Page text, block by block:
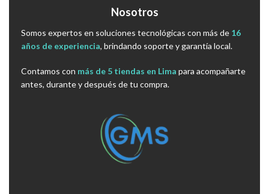
Nosotros
Somos expertos en soluciones tecnológicas con más de 16
años de experiencia, brindando soporte y garantía local.
Contamos con más de 5 tiendas en Lima para acompañarte
antes, durante y después de tu compra.